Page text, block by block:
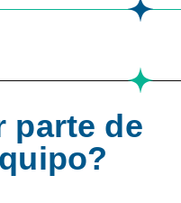
parte de